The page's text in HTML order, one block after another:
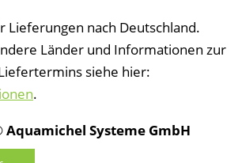
Lieferungen nach Deutschland.
Länder und Informationen zur
siehe hier:
.
Aquamichel Systeme GmbH